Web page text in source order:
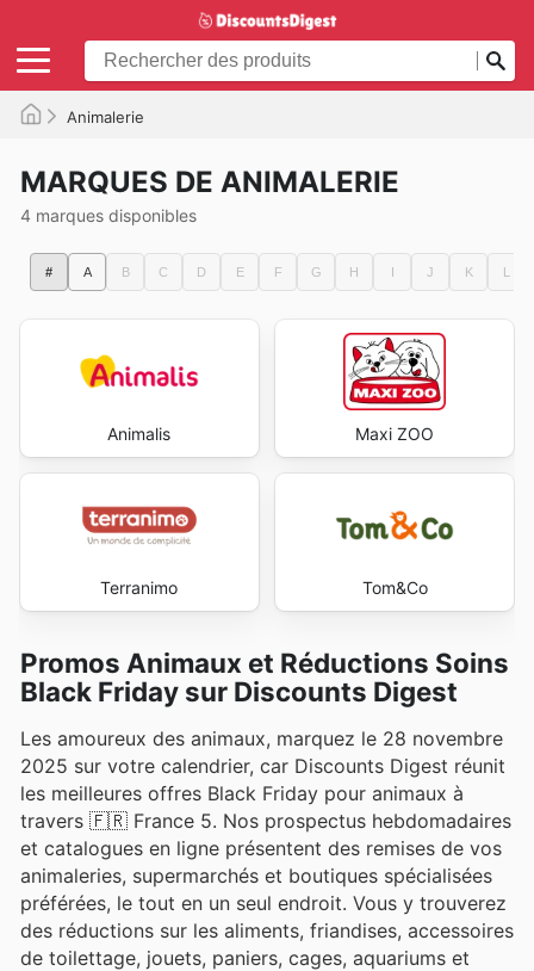
Animalerie
MARQUES DE ANIMALERIE
4 marques disponibles
# A B C D E F G H I J K L
Animalis Maxi ZOO
Terranimo Tom&Co
Promos Animaux et Réductions Soins
Black Friday sur Discounts Digest
Les amoureux des animaux, marquez le 28 novembre
2025 sur votre calendrier, car Discounts Digest réunit
les meilleures offres Black Friday pour animaux à
travers 🇫🇷 France 5. Nos prospectus hebdomadaires
et catalogues en ligne présentent des remises de vos
animaleries, supermarchés et boutiques spécialisées
préférées, le tout en un seul endroit. Vous y trouverez
des réductions sur les aliments, friandises, accessoires
de toilettage, jouets, paniers, cages, aquariums et